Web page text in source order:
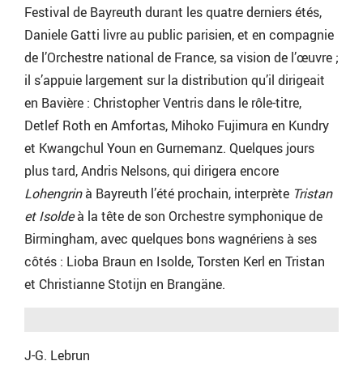
Festival de Bayreuth durant les quatre derniers étés,
Daniele Gatti livre au public parisien, et en compagnie
de l’Orchestre national de France, sa vision de l’œuvre ;
il s’appuie largement sur la distribution qu’il dirigeait
en Bavière : Christopher Ventris dans le rôle-titre,
Detlef Roth en Amfortas, Mihoko Fujimura en Kundry
et Kwangchul Youn en Gurnemanz. Quelques jours
plus tard, Andris Nelsons, qui dirigera encore
Lohengrinà Bayreuth l’été prochain, interprète Tristan
et Isoldeà la tête de son Orchestre symphonique de
Birmingham, avec quelques bons wagnériens à ses
côtés : Lioba Braun en Isolde, Torsten Kerl en Tristan
et Christianne Stotijn en Brangäne.
J-G. Lebrun